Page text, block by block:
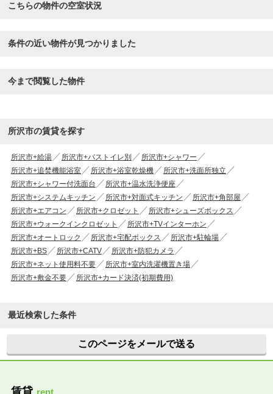
こちらの物件の空室状況
条件の近い物件が見つかりました
今まで閲覧した物件
所沢市の賃貸を探す
所沢市+給湯 所沢市+バストイレ別
所沢市+シャワー
所沢市+追焚機能浴室
所沢市+浴室乾燥機
所沢市+洗面所独立
所沢市+シャワー付洗面台
所沢市+温水洗浄便座
所沢市+システムキッチン
所沢市+対面式キッチン
所沢市+角部屋
所沢市+エアコン
所沢市+クロゼット
所沢市+シューズボックス
所沢市+ウォークインクロゼット
所沢市+TVインターホン
所沢市+オートロック
所沢市+宅配ボックス
所沢市+駐輪場
所沢市+BS
所沢市+CATV
所沢市+防犯カメラ
所沢市+ネット使用料不要
所沢市+室内洗濯機置き場
所沢市+敷金不要
所沢市+カード決済(初期費用)
最近検索した条件
このページをメールで送る
賃貸 rent